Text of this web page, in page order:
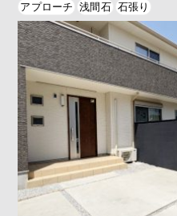
アプローチ 浅間石 石張り